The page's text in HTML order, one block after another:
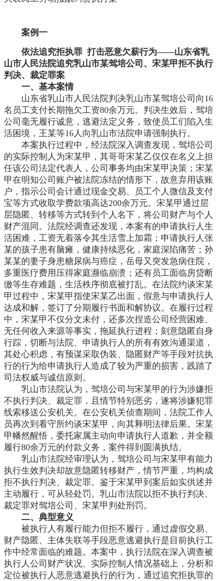
案例一
依法追究拒执罪 打击恶意欠薪行为——山东省乳
山市人民法院追究乳山市某驾培公司、宋某甲拒不执行
判决、裁定罪案
一、基本案情
山东省乳山市人民法院判决乳山市某驾培公司向 16
名员工支付长期拖欠工资80余万元。判决生效后，驾培
公司毫无履行诚意，逃避法定义务，致使员工们陷入生
活困境，王某等16人向乳山市法院申请强制执行。
本案执行过程中，经法院深入调查发现，驾培公司
的实际控制人为宋某甲，其哥哥宋某乙仅仅在名义上担
任该公司法定代表人，公司事务均由宋某甲决策；宋某
甲在明知公司账户被法院冻结的情形下，故意弃用该账
户，指示公司会计通过现金交易、员工个人微信及支付
宝等方式收取学费款项高达200余万元。宋某甲通过层
层隐匿、转移等方式转到个人名下，将公司财产与个人
财产混同。法院经调查还发现，本案有的申请执行人生
活困难，工资无着落令其生活雪上加霜；申请执行人张
某的孩子患有脑瘫，健康持续恶化，家庭深陷痛苦；孙
某某的妻子身患糖尿病与癌症，岳母又突发急病住院，
多重医疗费用压得家庭濒临崩溃；还有员工面临房贷断
缴等生存难题，生活秩序彻底被打乱。在法院约谈宋某
甲过程中，宋某甲指使宋某乙出面，假意与申请执行人
达成和解，签订了分期履行书面和解协议。在履行过程
中，宋某甲不仅分文未付，还多次捏造公司经营困难、
无任何收入来源等事实，拖延执行进程；刻意隐匿自身
行踪，切断与法院、申请执行人的所有有效沟通渠道，
其处心积虑，有预谋采取伪装、隐匿财产等手段对抗执
行的行为给申请执行人造成了较为严重的损害，践踏了
司法权威与诚信原则。
乳山市法院认为，驾培公司与宋某甲的行为涉嫌拒
不执行判决、裁定罪，且情节特别恶劣，遂将涉嫌犯罪
线索移送公安机关。在公安机关侦查期间，法院工作人
员再次到看守所约谈宋某甲，向其释明法律后果。宋某
甲幡然醒悟，委托家属主动向申请执行人道歉，并全额
履行80余万元的付款义务，案件得到圆满执结。
乳山市法院经审理认为，驾培公司与宋某甲有能力
执行生效判决却故意隐匿转移财产，情节严重，均构成
拒不执行判决、裁定罪。鉴于宋某甲到案后如实供述并
主动履行，可从轻处罚。乳山市法院以拒不执行判决、
裁定罪对驾培公司、宋某甲判处刑罚。
二、典型意义
被执行人有履行能力但拒不履行，通过虚假交易、
财产隐匿、主体失联等手段恶意逃避执行是目前执行工
作中经常面临的难题。本案中，执行法院在深入调查被
执行人公司财产状况、实际控制人情况基础上，分析和
定位被执行人恶意逃避执行的行为，通过追究拒执罪的